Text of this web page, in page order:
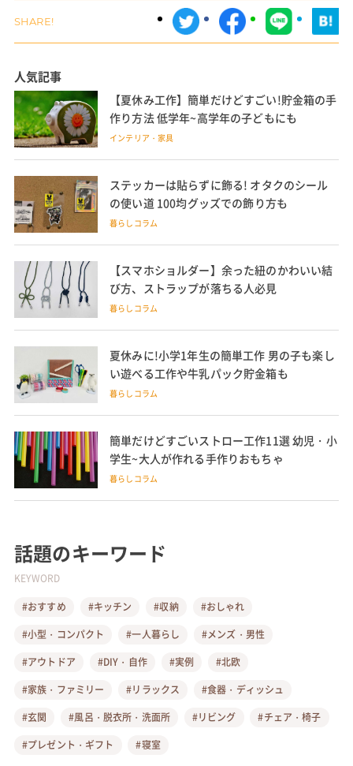
人気記事
【夏休み工作】簡単だけどすごい!貯金箱の手
作り方法 低学年~高学年の子どもにも
インテリア・家具
ステッカーは貼らずに飾る! オタクのシール
の使い道 100均グッズでの飾り方も
暮らしコラム
【スマホショルダー】余った紐のかわいい結
び方、ストラップが落ちる人必見
暮らしコラム
夏休みに!小学1年生の簡単工作 男の子も楽し
い遊べる工作や牛乳パック貯金箱も
暮らしコラム
簡単だけどすごいストロー工作11選 幼児・小
学生~大人が作れる手作りおもちゃ
暮らしコラム
話題のキーワード
KEYWORD
#おすすめ
#キッチン #収納
#おしゃれ
#小型・コンパクト
#一人暮らし
#メンズ・男性
#アウトドア
#DIY・自作 #実例
#北欧
#家族・ファミリー
#リラックス
#食器・ディッシュ
#玄関
#風呂・脱衣所・洗面所 #リビング
#チェア・椅子
#プレゼント・ギフト
#寝室